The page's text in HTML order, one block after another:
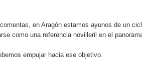
en Aragón estamos ayunos de un
como una referencia novilleril en el
empujar hacia ese objetivo.